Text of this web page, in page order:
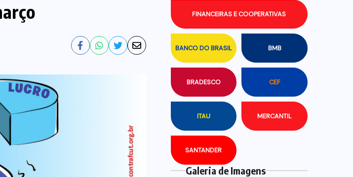
BANCO DO BRASIL BMB
BRADESCO CEF
FINANCEIRAS E COOPERATIVAS
ITAU MERCANTIL
SANTANDER
Galeria de Imagens